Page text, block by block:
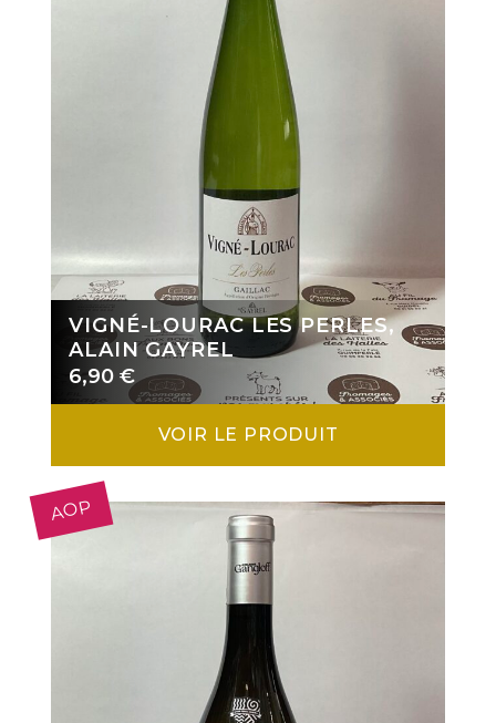
VIGNÉ-LOURAC LES PERLES,
ALAIN GAYREL
6,90 €
VOIR LE PRODUIT
AOP